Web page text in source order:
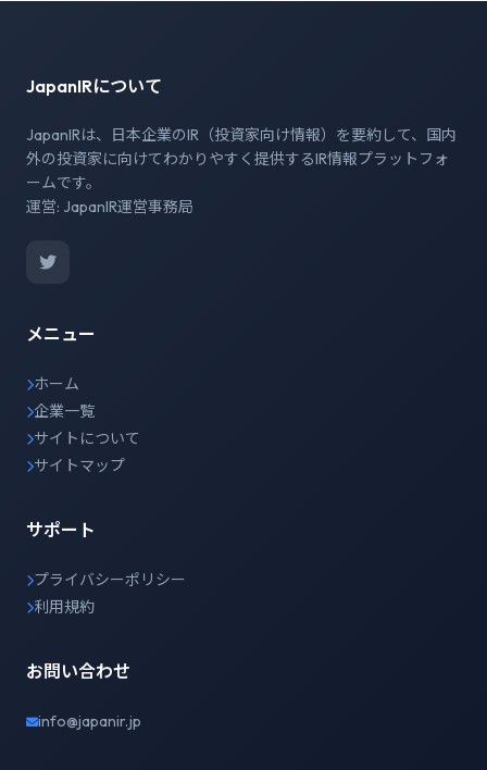
JapanIRについて
JapanIRは、日本企業のIR（投資家向け情報）を要約して、国内
外の投資家に向けてわかりやすく提供するIR情報プラットフォ
ームです。
運営: JapanIR運営事務局
メニュー
ホーム
企業一覧
サイトについて
サイトマップ
サポート
プライバシーポリシー
利用規約
お問い合わせ
info@japanir.jp